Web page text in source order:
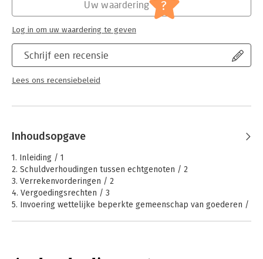
Gemeenschap van goederen; huwelijkse
Serie:
Ars Notariatus
Schrijf een recensie
Lees ons recensiebeleid
Uw waardering ?
Log in om uw waardering te geven
Inhoudsopgave
1. Inleiding / 1
2. Schuldverhoudingen tussen echtgenoten / 2
3. Verrekenvorderingen / 2
4. Vergoedingsrechten / 3
5. Invoering wettelijke beperkte gemeenschap van goederen /